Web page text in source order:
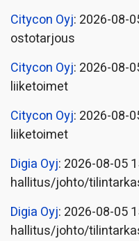
Citycon Oyj: 2026-08-
ostotarjous
Citycon Oyj: 2026-08-
liiketoimet
Citycon Oyj: 2026-08-
liiketoimet
Digia Oyj: 2026-08-05
hallitus/johto/
Digia Oyj: 2026-08-05
hallitus/johto/